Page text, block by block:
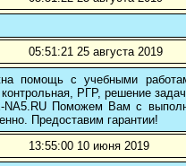
05:51:21 25 августа 2019
помощь с учебными
РГР, решение
NA5.RU Поможем Вам с
Предоставим гарантии!
13:55:00 10 июня 2019